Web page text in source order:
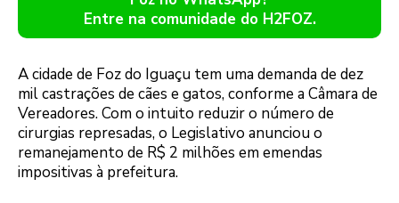
Entre na comunidade do H2FOZ.
A cidade de Foz do Iguaçu tem uma demanda de dez
mil castrações de cães e gatos, conforme a Câmara de
Vereadores. Com o intuito reduzir o número de
cirurgias represadas, o Legislativo anunciou o
remanejamento de R$ 2 milhões em emendas
impositivas à prefeitura.